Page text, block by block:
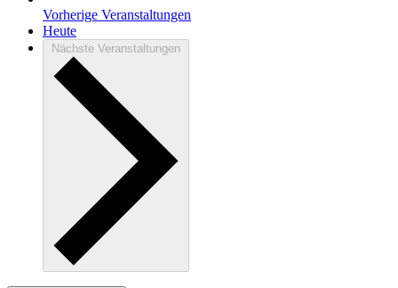
Vorherige Veranstaltungen
Heute
Nächste Veranstaltungen